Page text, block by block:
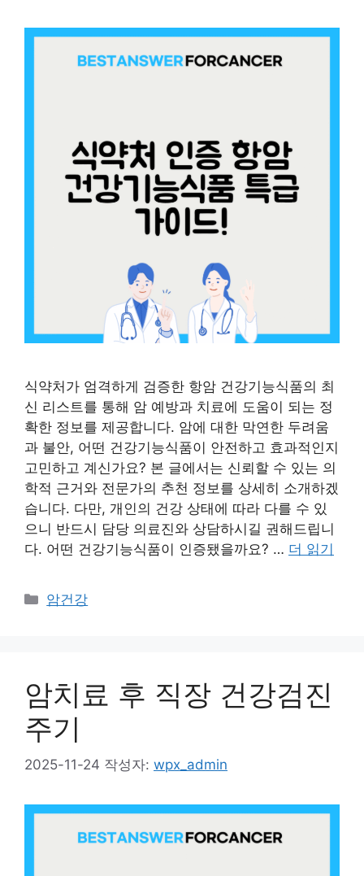
식약처가 엄격하게 검증한 항암 건강기능식품의 최
신 리스트를 통해 암 예방과 치료에 도움이 되는 정
확한 정보를 제공합니다. 암에 대한 막연한 두려움
과 불안, 어떤 건강기능식품이 안전하고 효과적인지
고민하고 계신가요? 본 글에서는 신뢰할 수 있는 의
학적 근거와 전문가의 추천 정보를 상세히 소개하겠
습니다. 다만, 개인의 건강 상태에 따라 다를 수 있
으니 반드시 담당 의료진와 상담하시길 권해드립니
다. 어떤 건강기능식품이 인증됐을까요? … 더 읽기
카
암건강
암치료 후 직장 건강검진
주기
2025-11-24 작성자: wpx_admin